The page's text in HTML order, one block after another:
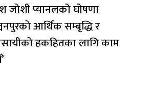
जोशी प्यानलको घोषणा
आर्थिक सम्बृद्धि र
हकहितका लागि काम